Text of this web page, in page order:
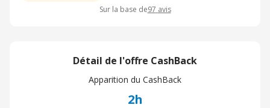
Sur la base de97 avis
Détail de l'offre CashBack
Apparition du CashBack
2h